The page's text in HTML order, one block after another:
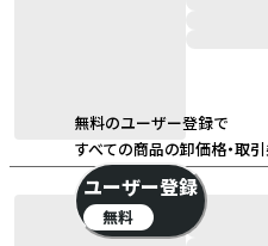
無料のユーザー登録で
すべての商品の卸価格・取
ユーザー登録
無料